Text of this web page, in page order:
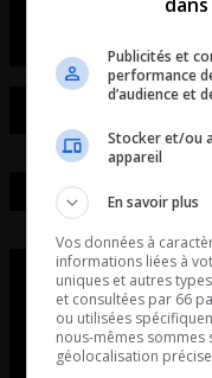
Publicités et
performance
d’audience et
Stocker et/ou
appareil
En savoir plus
Vos données à
informations liées à
uniques et autres
et consultées par 66
ou utilisées
nous-mêmes
géolocalisation